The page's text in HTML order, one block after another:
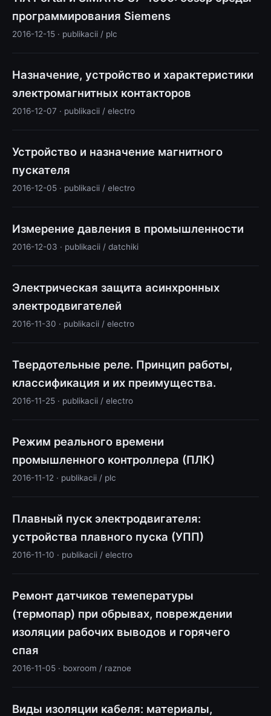
программирования Siemens
2016-12-15 · publikacii / plc
Назначение, устройство и характеристики
электромагнитных контакторов
2016-12-07 · publikacii / electro
Устройство и назначение магнитного
пускателя
2016-12-05 · publikacii / electro
Измерение давления в промышленности
2016-12-03 · publikacii / datchiki
Электрическая защита асинхронных
электродвигателей
2016-11-30 · publikacii / electro
Твердотельные реле. Принцип работы,
классификация и их преимущества.
2016-11-25 · publikacii / electro
Режим реального времени
промышленного контроллера (ПЛК)
2016-11-12 · publikacii / plc
Плавный пуск электродвигателя:
устройства плавного пуска (УПП)
2016-11-10 · publikacii / electro
Ремонт датчиков темепературы
(термопар) при обрывах, повреждении
изоляции рабочих выводов и горячего
спая
2016-11-05 · boxroom / raznoe
Виды изоляции кабеля: материалы,